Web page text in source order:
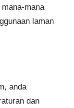
mana
laman
anda
dan